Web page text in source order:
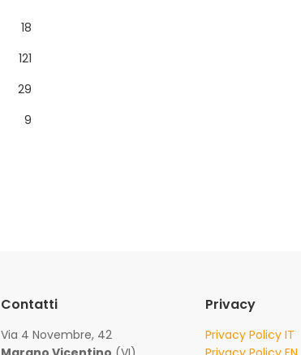
18
121
29
9
Contatti
Via 4 Novembre, 42
Privacy
Privacy Policy IT